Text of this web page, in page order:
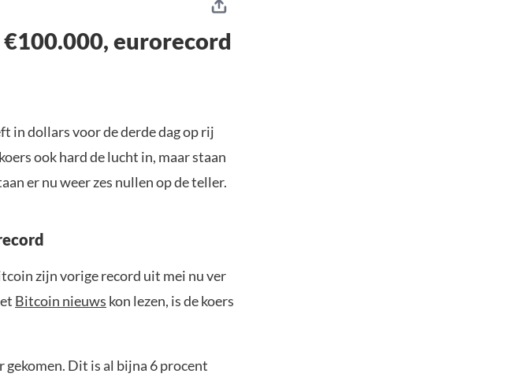
eurorecord
in dollars voor de derde dag op rij
ook hard de lucht in, maar staan
er nu weer zes nullen op de teller.
zijn vorige record uit mei nu ver
Bitcoin nieuws kon lezen, is de koers
Dit is al bijna 6 procent